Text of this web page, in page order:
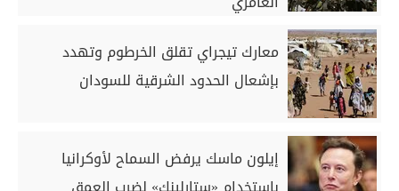
معارك تيجراي تقلق الخرطوم وتهدد
بإشعال الحدود الشرقية للسودان
إيلون ماسك يرفض السماح لأوكرانيا